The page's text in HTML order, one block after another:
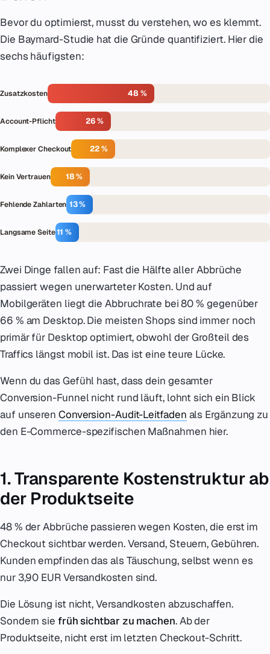
Bevor du optimierst, musst du verstehen, wo es klemmt.
Die Baymard-Studie hat die Gründe quantifiziert. Hier die
sechs häufigsten:
Zusatzkosten 48 %
Account-Pflicht 26 %
Komplexer Checkout 22 %
Kein Vertrauen 18 %
Fehlende Zahlarten 13 %
Langsame Seite11 %
Zwei Dinge fallen auf: Fast die Hälfte aller Abbrüche
passiert wegen unerwarteter Kosten. Und auf
Mobilgeräten liegt die Abbruchrate bei 80 % gegenüber
66 % am Desktop. Die meisten Shops sind immer noch
primär für Desktop optimiert, obwohl der Großteil des
Traffics längst mobil ist. Das ist eine teure Lücke.
Wenn du das Gefühl hast, dass dein gesamter
Conversion-Funnel nicht rund läuft, lohnt sich ein Blick
auf unseren Conversion-Audit-Leitfaden als Ergänzung zu
den E-Commerce-spezifischen Maßnahmen hier.
1. Transparente Kostenstruktur ab
der Produktseite
48 % der Abbrüche passieren wegen Kosten, die erst im
Checkout sichtbar werden. Versand, Steuern, Gebühren.
Kunden empfinden das als Täuschung, selbst wenn es
nur 3,90 EUR Versandkosten sind.
Die Lösung ist nicht, Versandkosten abzuschaffen.
Sondern sie früh sichtbar zu machen. Ab der
Produktseite, nicht erst im letzten Checkout-Schritt.